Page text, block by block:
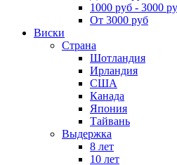
1000 руб - 3000
От 3000 руб
Виски
Страна
Шотландия
Ирландия
США
Канада
Япония
Тайвань
Выдержка
8 лет
10 лет